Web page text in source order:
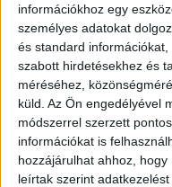
információkhoz egy
személyes adatokat
és standard
szabott hirdetésekhez és
méréséhez,
küld. Az Ön engedélyével
módszerrel szerzett
információkat is
hozzájárulhat ahhoz,
leírtak szerint
fegyvertartónak
hogy a fegyver zárt
hogy a tárolási
illetéktelen
fegyverszekrény
egyszerű
egyik alapvető